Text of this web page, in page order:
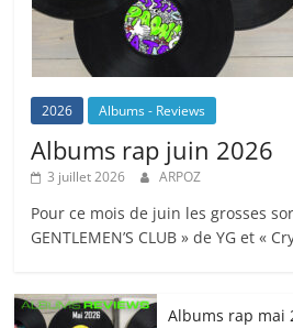
2026 Albums - Reviews
Albums rap juin 2026
3 juillet 2026 ARPOZ
Pour ce mois de juin les grosses
GENTLEMEN’S CLUB » de YG et «
Albums rap mai